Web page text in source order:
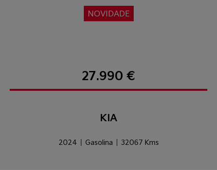
NOVIDADE
27.990 €
KIA
2024 Gasolina 32067 Kms